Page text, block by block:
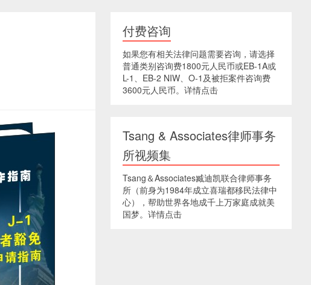
付费咨询
如果您有相关法律问题需要咨询，请选择
普通类别咨询费1800元人民币或EB-1A或
L-1、EB-2 NIW、O-1及被拒案件咨询费
3600元人民币。详情点击
Tsang & Associates律师事务
所视频集
Tsang＆Associates臧迪凯联合律师事务
所（前身为1984年成立喜瑞都移民法律中
心），帮助世界各地成千上万家庭成就美
国梦。详情点击